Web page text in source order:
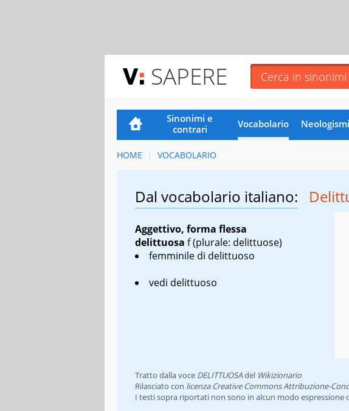
SAPERE
Sinonimi e
contrari
Vocabolario Neologismi
HOME VOCABOLARIO
Dal vocabolario italiano:
Aggettivo, forma flessa
delittuosa f(plurale: delittuose)
femminile di delittuoso
vedi delittuoso
Tratto dalla voce DELITTUOSAdel Wikizionario
Rilasciato con licenza Creative Commons Attribuzione-
I testi sopra riportati non sono in alcun modo espressione